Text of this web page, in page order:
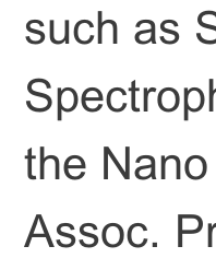
such as
the
Assoc.